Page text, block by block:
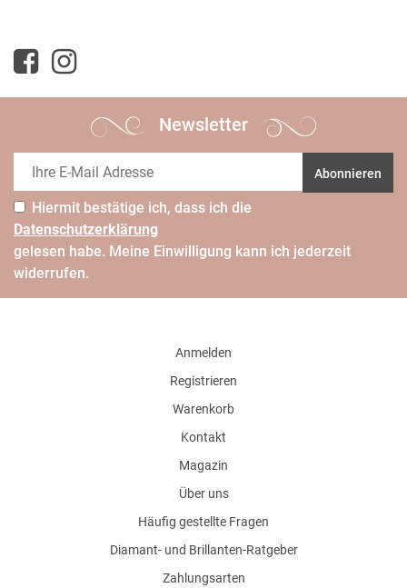
Newsletter
Abonnieren
Hiermit bestätige ich, dass ich die
Daten­schutz­erklärung
gelesen habe. Meine Einwilligung kann ich jederzeit
widerrufen.
Anmelden
Registrieren
Warenkorb
Kontakt
Magazin
Über uns
Häufig gestellte Fragen
Diamant- und Brillanten-Ratgeber
Zahlungsarten